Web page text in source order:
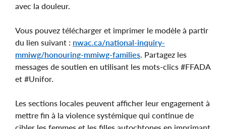
avec la douleur.
Vous pouvez télécharger et imprimer le modèle à partir
du lien suivant : nwac.ca/national-inquiry-
mmiwg/honouring-mmiwg-families. Partagez les
messages de soutien en utilisant les mots-clics #FFADA
et #Unifor.
Les sections locales peuvent afficher leur engagement à
mettre fin à la violence systémique qui continue de